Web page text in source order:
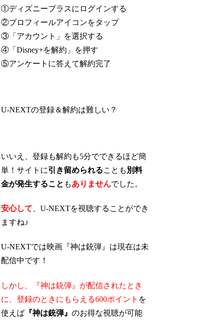
①ディズニープラスにログインする
②プロフィールアイコンをタップ
③「アカウント」を選択する
④「Disney+を解約」を押す
⑤アンケートに答えて解約完了
U-NEXTの登録＆解約は難しい？
いいえ、登録も解約も5分でできるほど簡
単！サイトに引き留められることも 別料
金が発生すること もありませんでした。
安心して 、U-NEXTを視聴することができ
ますね♪
U-NEXTでは映画『神は銃弾』は現在は未
配信中です！
しかし、『神は銃弾』が配信されたとき
に、登録のときにもらえる600ポイント を
使えば 『神は銃弾』のお得な視聴が可能